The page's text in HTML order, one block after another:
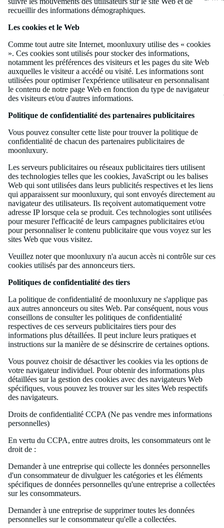
recueillir des informations démographiques.
Les cookies et le Web
Comme tout autre site Internet, moonluxury utilise des « cookies
». Ces cookies sont utilisés pour stocker des informations,
notamment les préférences des visiteurs et les pages du site Web
auxquelles le visiteur a accédé ou visité. Les informations sont
utilisées pour optimiser l'expérience utilisateur en personnalisant
le contenu de notre page Web en fonction du type de navigateur
des visiteurs et/ou d'autres informations.
Politique de confidentialité des partenaires publicitaires
Vous pouvez consulter cette liste pour trouver la politique de
confidentialité de chacun des partenaires publicitaires de
moonluxury.
Les serveurs publicitaires ou réseaux publicitaires tiers utilisent
des technologies telles que les cookies, JavaScript ou les balises
Web qui sont utilisées dans leurs publicités respectives et les liens
qui apparaissent sur moonluxury, qui sont envoyés directement au
navigateur des utilisateurs. Ils reçoivent automatiquement votre
adresse IP lorsque cela se produit. Ces technologies sont utilisées
pour mesurer l'efficacité de leurs campagnes publicitaires et/ou
pour personnaliser le contenu publicitaire que vous voyez sur les
sites Web que vous visitez.
Veuillez noter que moonluxury n'a aucun accès ni contrôle sur ces
cookies utilisés par des annonceurs tiers.
Politiques de confidentialité des tiers
La politique de confidentialité de moonluxury ne s'applique pas
aux autres annonceurs ou sites Web. Par conséquent, nous vous
conseillons de consulter les politiques de confidentialité
respectives de ces serveurs publicitaires tiers pour des
informations plus détaillées. Il peut inclure leurs pratiques et
instructions sur la manière de se désinscrire de certaines options.
Vous pouvez choisir de désactiver les cookies via les options de
votre navigateur individuel. Pour obtenir des informations plus
détaillées sur la gestion des cookies avec des navigateurs Web
spécifiques, vous pouvez les trouver sur les sites Web respectifs
des navigateurs.
Droits de confidentialité CCPA (Ne pas vendre mes informations
personnelles)
En vertu du CCPA, entre autres droits, les consommateurs ont le
droit de :
Demander à une entreprise qui collecte les données personnelles
d'un consommateur de divulguer les catégories et les éléments
spécifiques de données personnelles qu'une entreprise a collectées
sur les consommateurs.
Demander à une entreprise de supprimer toutes les données
personnelles sur le consommateur qu'elle a collectées.